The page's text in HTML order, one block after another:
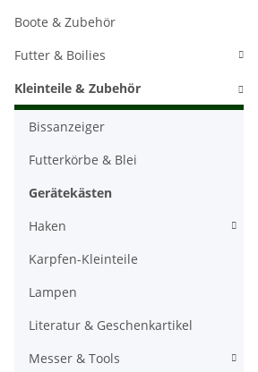
Boote & Zubehör
Futter & Boilies
Kleinteile & Zubehör
Bissanzeiger
Futterkörbe & Blei
Gerätekästen
Haken
Karpfen-Kleinteile
Lampen
Literatur & Geschenkartikel
Messer & Tools